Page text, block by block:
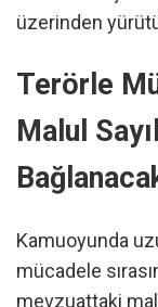
üzerinden
Terörle
Malul
Kamuoyunda
mücadele
mevzuattaki